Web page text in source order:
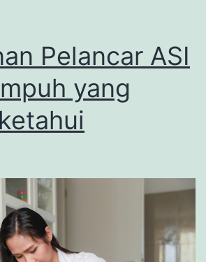
Pelancar ASI
yang